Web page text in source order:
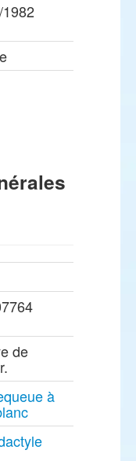
de
à